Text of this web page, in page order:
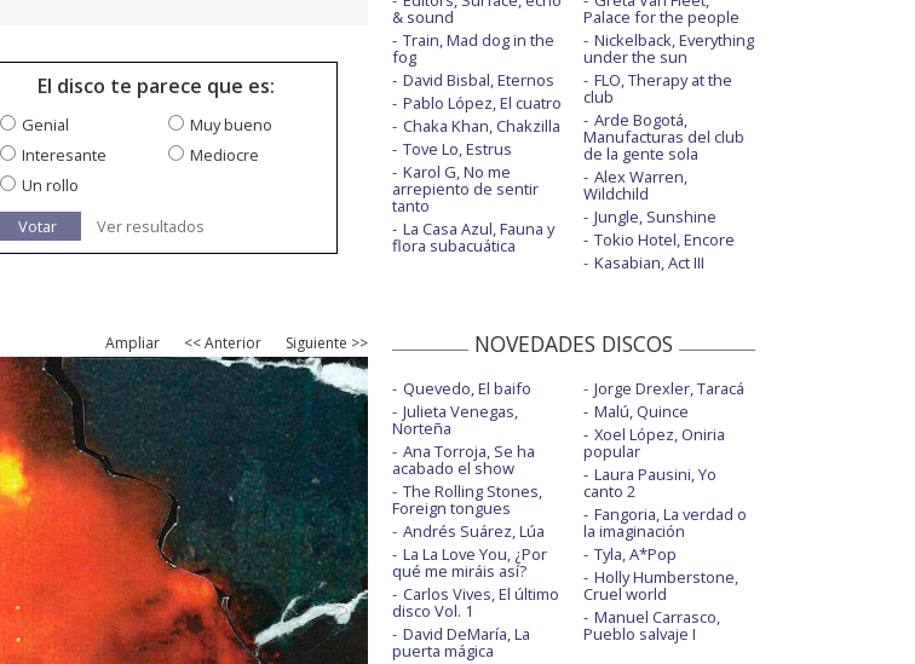
El disco te parece que es:
Genial
Muy bueno
Interesante
Mediocre
Un rollo
Votar
Ver resultados
Ampliar << Anterior Siguiente >>
& sound
Train, Mad dog in the
fog
David Bisbal, Eternos
Pablo López, El cuatro
Chaka Khan, Chakzilla
Tove Lo, Estrus
Karol G, No me
arrepiento de sentir
tanto
La Casa Azul, Fauna y
flora subacuática
Palace for the people
Nickelback, Everything
under the sun
FLO, Therapy at the
club
Arde Bogotá,
Manufacturas del club
de la gente sola
Alex Warren,
Wildchild
Jungle, Sunshine
Tokio Hotel, Encore
Kasabian, Act III
NOVEDADES DISCOS
Quevedo, El baifo
Julieta Venegas,
Norteña
Ana Torroja, Se ha
acabado el show
The Rolling Stones,
Foreign tongues
Andrés Suárez, Lúa
La La Love You, ¿Por
qué me miráis así?
Carlos Vives, El último
disco Vol. 1
David DeMaría, La
puerta mágica
Jorge Drexler, Taracá
Malú, Quince
Xoel López, Oniria
popular
Laura Pausini, Yo
canto 2
Fangoria, La verdad o
la imaginación
Tyla, A*Pop
Holly Humberstone,
Cruel world
Manuel Carrasco,
Pueblo salvaje I